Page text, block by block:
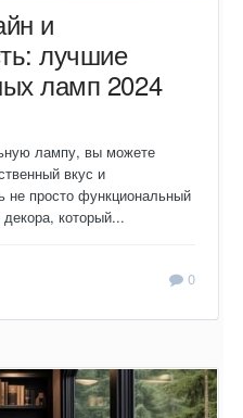
и
лучшие
ламп 2024
лампу, вы можете
вкус и
не просто функциональный
который...
0